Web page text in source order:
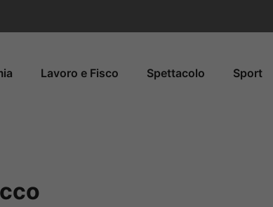
Lavoro e Fisco Spettacolo Sport